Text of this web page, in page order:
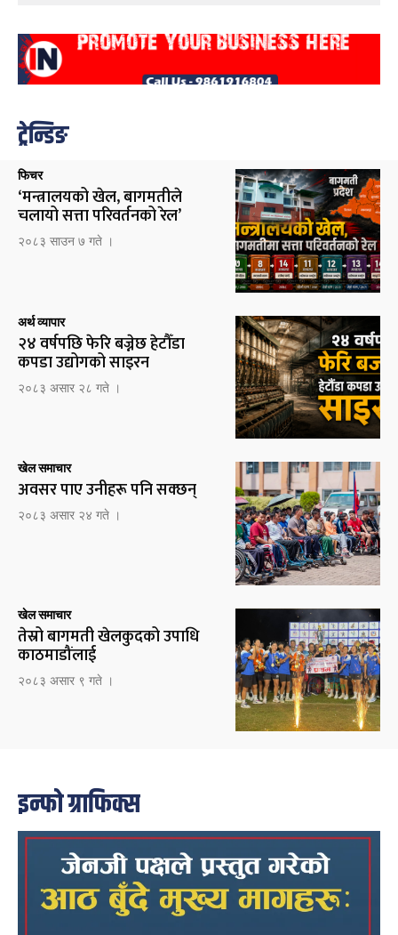
ट्रेन्डिङ
फिचर
‘मन्त्रालयको खेल, बागमतीले
चलायो सत्ता परिवर्तनको रेल’
२०८३ साउन ७ गते ।
अर्थ व्यापार
२४ वर्षपछि फेरि बज्नेछ हेटौँडा
कपडा उद्योगको साइरन
२०८३ असार २८ गते ।
खेल समाचार
अवसर पाए उनीहरू पनि सक्छन्
२०८३ असार २४ गते ।
खेल समाचार
तेस्रो बागमती खेलकुदको उपाधि
काठमाडौंलाई
२०८३ असार ९ गते ।
इन्फो ग्राफिक्स